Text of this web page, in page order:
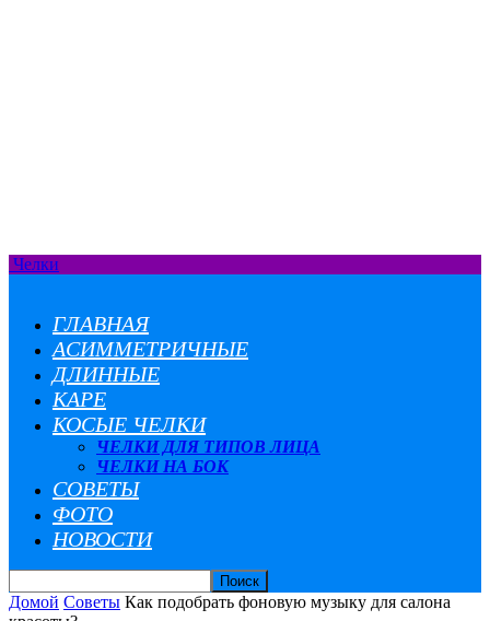
Челки
ГЛАВНАЯ
АСИММЕТРИЧНЫЕ
ДЛИННЫЕ
КАРЕ
КОСЫЕ ЧЕЛКИ
ЧЕЛКИ ДЛЯ ТИПОВ ЛИЦА
ЧЕЛКИ НА БОК
СОВЕТЫ
ФОТО
НОВОСТИ
Домой Советы Как подобрать фоновую музыку для салона